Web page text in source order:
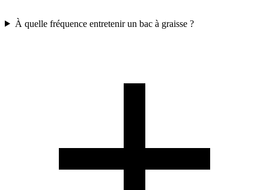
À quelle fréquence entretenir un bac à graisse ?